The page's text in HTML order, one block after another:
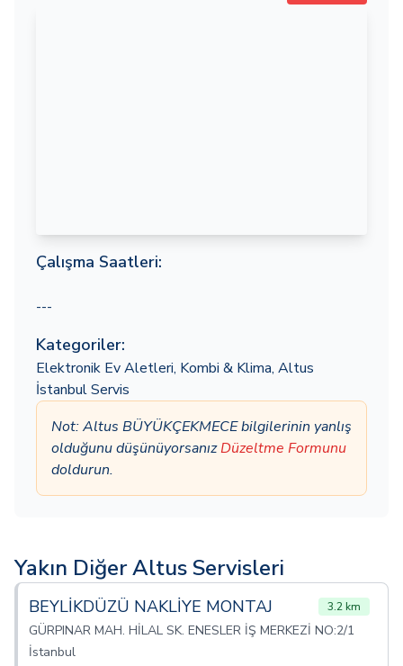
Çalışma Saatleri:
---
Kategoriler:
Elektronik Ev Aletleri, Kombi & Klima, Altus
İstanbul Servis
Not: Altus BÜYÜKÇEKMECE bilgilerinin yanlış
olduğunu düşünüyorsanızDüzeltme Formunu
doldurun.
Yakın Diğer Altus Servisleri
BEYLİKDÜZÜ NAKLİYE MONTAJ 3.2 km
GÜRPINAR MAH. HİLAL SK. ENESLER İŞ MERKEZİ NO:2/1
İstanbul